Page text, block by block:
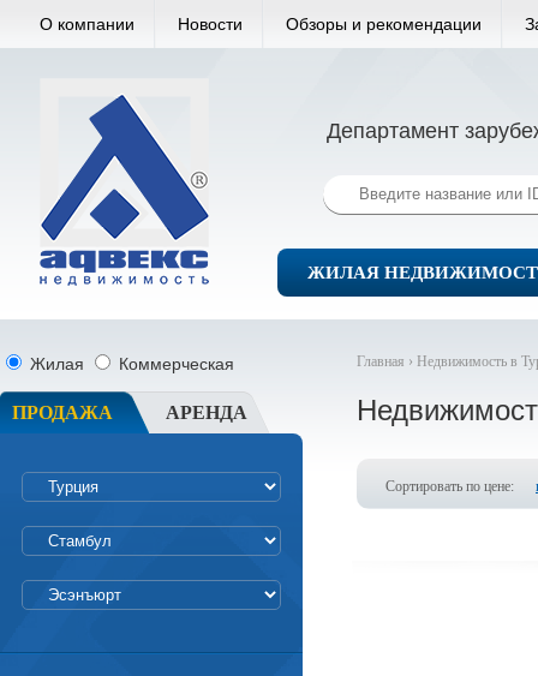
О компании Новости Обзоры и рекомендации
Департамент
ЖИЛАЯ
Главная › Недвижимость в
Сортировать по цене:
Жилая Коммерческая
ПРОДАЖА АРЕНДА